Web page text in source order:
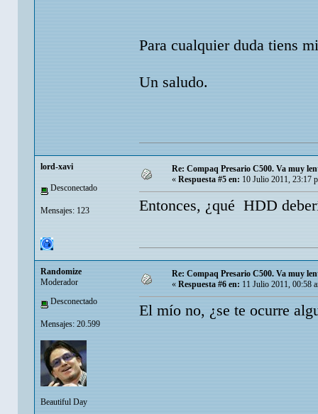
Para cualquier duda tiens
Un saludo.
lord-xavi
Desconectado
Mensajes: 123
Re: Compaq Presario C500. Va muy
« Respuesta #5 en: 10 Julio 2011, 23:17
Entonces, ¿qué HDD
Randomize
Moderador
Desconectado
Mensajes: 20.599
Beautiful Day
Re: Compaq Presario C500. Va muy
«Respuesta #6 en:11 Julio 2011, 00:58
El mío no, ¿se te ocurre